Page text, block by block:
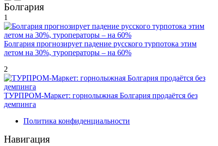
Болгария
1
Болгария прогнозирует падение русского турпотока этим
летом на 30%, туроператоры – на 60%
2
ТУРПРОМ-Маркет: горнолыжная Болгария продаётся без
демпинга
Политика конфиденциальности
Навигация